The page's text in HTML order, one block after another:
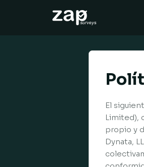
El
Limited),
propio y
Dynata,